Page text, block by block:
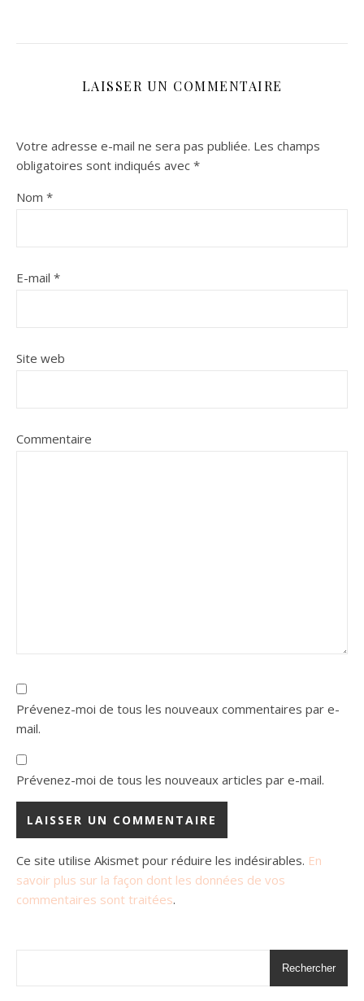
LAISSER UN COMMENTAIRE
Votre adresse e-mail ne sera pas publiée. Les champs
obligatoires sont indiqués avec *
Nom *
E-mail *
Site web
Commentaire
Prévenez-moi de tous les nouveaux commentaires par e-
mail.
Prévenez-moi de tous les nouveaux articles par e-mail.
Ce site utilise Akismet pour réduire les indésirables. En
savoir plus sur la façon dont les données de vos
commentaires sont traitées.
Rechercher